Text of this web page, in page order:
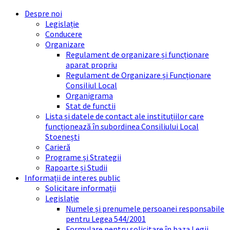
Skip
Skip
Skip
Skip
Despre noi
Legislație
Conducere
Organizare
Regulament de organizare și funcționare
aparat propriu
Regulament de Organizare și Funcționare
Consiliul Local
Organigrama
Stat de functii
Lista și datele de contact ale instituțiilor care
funcționează în subordinea Consiliului Local
Stoenești
Carieră
Programe și Strategii
Rapoarte și Studii
Informații de interes public
Solicitare informații
Legislație
Numele și prenumele persoanei responsabile
pentru Legea 544/2001